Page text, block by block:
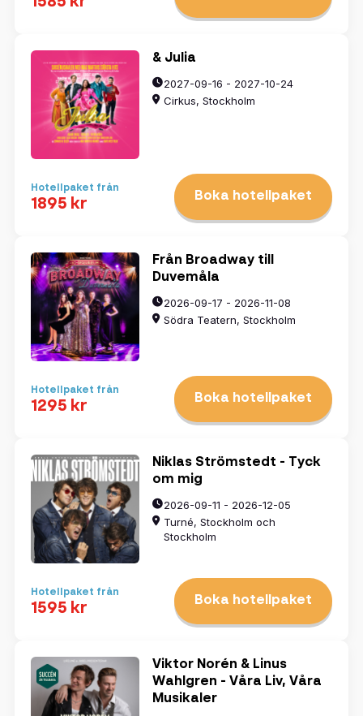
& Julia
2027-09-16 - 2027-10-24
Cirkus, Stockholm
Hotellpaket från
1895 kr Boka hotellpaket
Från Broadway till
Duvemåla
2026-09-17 - 2026-11-08
Södra Teatern, Stockholm
Hotellpaket från
1295 kr Boka hotellpaket
Niklas Strömstedt - Tyck
om mig
2026-09-11 - 2026-12-05
Turné, Stockholm och
Stockholm
Hotellpaket från
1595 kr Boka hotellpaket
Viktor Norén & Linus
Wahlgren - Våra Liv, Våra
Musikaler